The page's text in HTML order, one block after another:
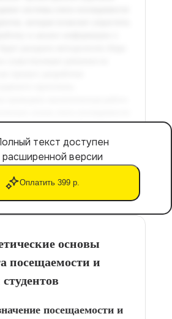
текст доступен
расширенной версии
Оплатить 399 р.
основы
посещаемости и
посещаемости и